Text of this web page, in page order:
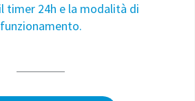
timer 24h e la modalità di
funzionamento.